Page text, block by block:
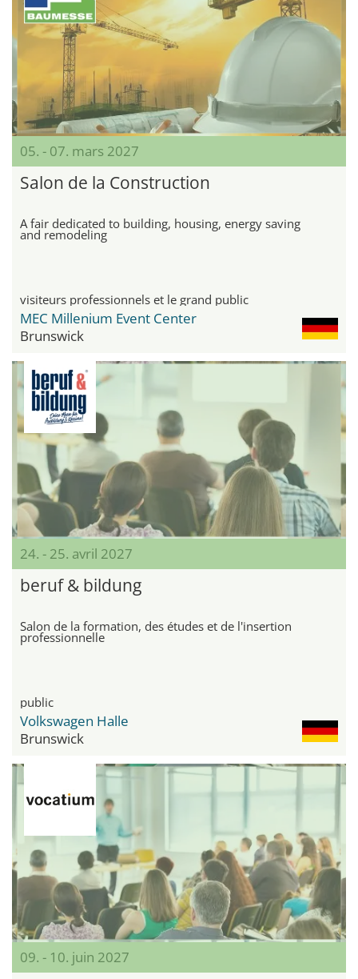
05. - 07. mars 2027
Salon de la Construction
A fair dedicated to building, housing, energy saving
and remodeling
visiteurs professionnels et le grand public
MEC Millenium Event Center
Brunswick
24. - 25. avril 2027
beruf & bildung
Salon de la formation, des études et de l'insertion
professionnelle
public
Volkswagen Halle
Brunswick
09. - 10. juin 2027